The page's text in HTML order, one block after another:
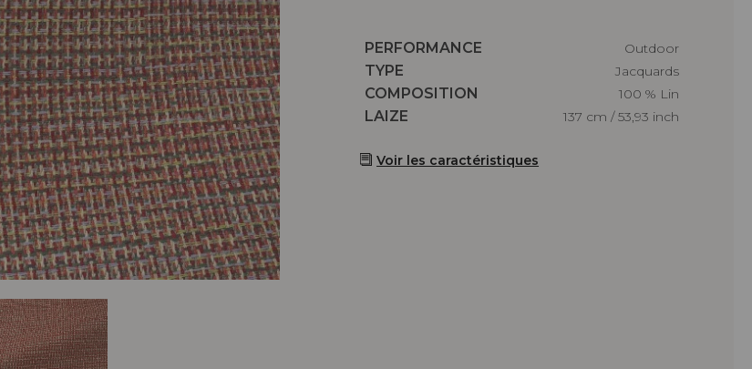
Caractéristiques
PERFORMANCE
Outdoor
Caractéristiques
TYPE
Jacquards
Caractéristiques
COMPOSITION
100 % Lin
Caractéristiques
LAIZE 137 cm / 53,93 inch
Voir les caractéristiques